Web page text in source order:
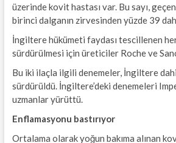
üzerinde kovit hastası var. Bu sayı,
birinci dalganın zirvesinden yüzde 39
İngiltere hükümeti faydası tescillenen
sürdürülmesi için üreticiler Roche ve
Bu iki ilaçla ilgili denemeler, İngiltere
sürdürüldü. İngiltere’deki denemeleri
uzmanlar yürüttü.
Enflamasyonu bastırıyor
Ortalama olarak yoğun bakıma alınan